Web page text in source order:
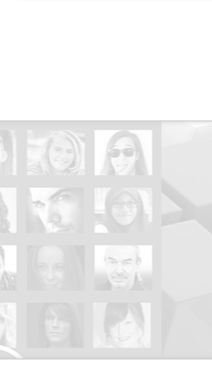
Condomínio Terras de Florença
Condomínio Terras de San Gabriel
Condomínio Terras de San Pedro
Condomínio Terras de San Tiago
Condomínio Terras de Sant'ana
Condomínio Terras de Santa Martha
Condomínio Terras de Siena
Condomínio Valência
Condomínio Verona